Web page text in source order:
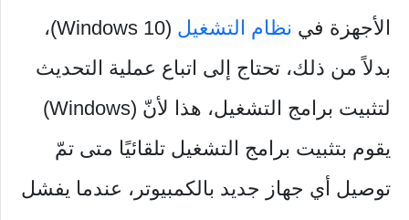
الأجهزة في نظام التشغيل
(Windows 10)،
بدلاً من ذلك، تحتاج إلى اتباع عملية التحديث
لتثبيت برامج التشغيل، هذا لأنّ (Windows)
يقوم بتثبيت برامج التشغيل تلقائيًا متى تمّ
توصيل أي جهاز جديد بالكمبيوتر، عندما يفشل